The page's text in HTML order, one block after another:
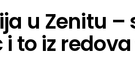
u Zenitu –
to iz